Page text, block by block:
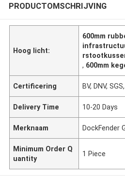
PRODUCTOMSCHRIJVING
Hoog licht:
600mm
, 600mm
Certificering BV, DNV,
Delivery Time 10-20 Days
Merknaam DockFender
Minimum Order Q
uantity
1 Piece